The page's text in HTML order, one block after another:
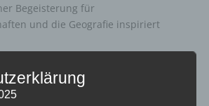
Begeisterung für
und die Geografie inspiriert
ein Mensch mit großem
Zudem engagierte er sich